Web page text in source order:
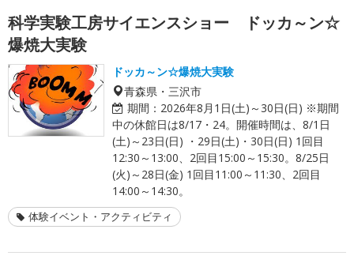
科学実験工房サイエンスショー ドッカ～ン☆
爆焼大実験
ドッカ～ン☆爆焼大実験
青森県・三沢市
期間： 2026年8月1日(土)～30日(日) ※期間
中の休館日は8/17・24。開催時間は、8/1日
(土)～23日(日) ・29日(土)・30日(日) 1回目
12:30～13:00、2回目15:00～15:30。8/25日
(火)～28日(金) 1回目11:00～11:30、2回目
14:00～14:30。
体験イベント・アクティビティ